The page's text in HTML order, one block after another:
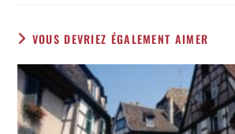
VOUS DEVRIEZ ÉGALEMENT AIMER